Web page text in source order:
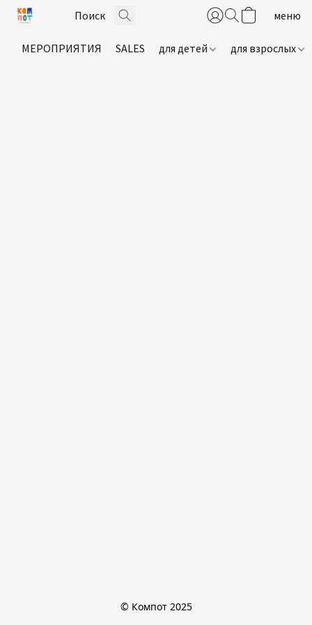
МЕРОПРИЯТИЯ SALES для детей для взрослых
© Компот 2025